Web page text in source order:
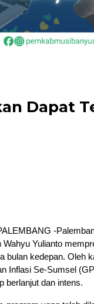
Dapat
-
Yulianto
bulan kedepan. Oleh
Inflasi Se-Sumsel
berlanjut dan intens.